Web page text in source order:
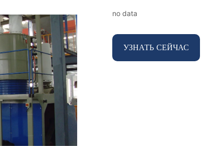
no data
УЗНАТЬ СЕЙЧАС